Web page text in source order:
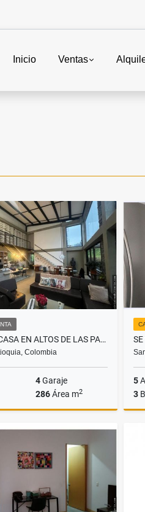
Inicio Ventas
SE VENDE CASA EN ALTOS DE LAS PALMAS
Colombia
4Garaje
286Área m2
Venta
5
3